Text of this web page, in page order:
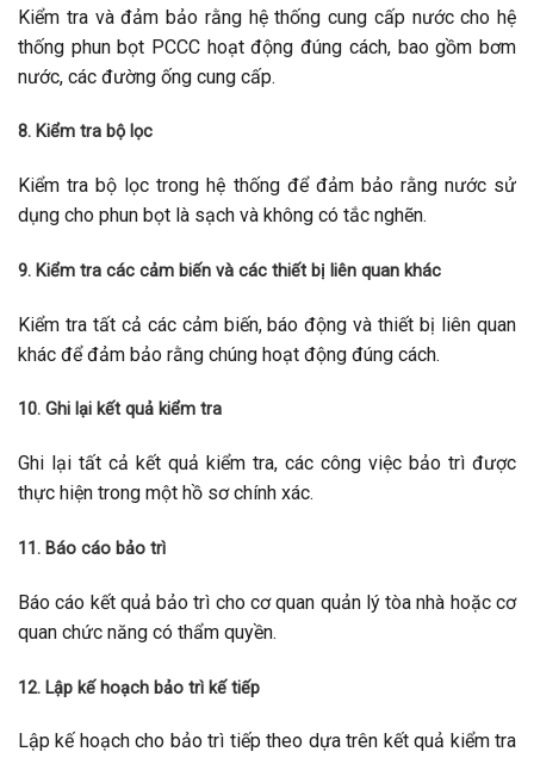
Kiểm tra và đảm bảo rằng hệ thống cung cấp nước cho hệ
thống phun bọt PCCC hoạt động đúng cách, bao gồm bơm
nước, các đường ống cung cấp.
8. Kiểm tra bộ lọc
Kiểm tra bộ lọc trong hệ thống để đảm bảo rằng nước sử
dụng cho phun bọt là sạch và không có tắc nghẽn.
9. Kiểm tra các cảm biến và các thiết bị liên quan khác
Kiểm tra tất cả các cảm biến, báo động và thiết bị liên quan
khác để đảm bảo rằng chúng hoạt động đúng cách.
10. Ghi lại kết quả kiểm tra
Ghi lại tất cả kết quả kiểm tra, các công việc bảo trì được
thực hiện trong một hồ sơ chính xác.
11. Báo cáo bảo trì
Báo cáo kết quả bảo trì cho cơ quan quản lý tòa nhà hoặc cơ
quan chức năng có thẩm quyền.
12. Lập kế hoạch bảo trì kế tiếp
Lập kế hoạch cho bảo trì tiếp theo dựa trên kết quả kiểm tra